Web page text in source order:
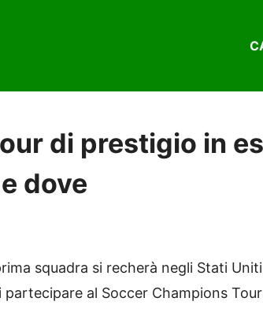
di prestigio in
dove
squadra si recherà negli Stati
al Soccer Champions